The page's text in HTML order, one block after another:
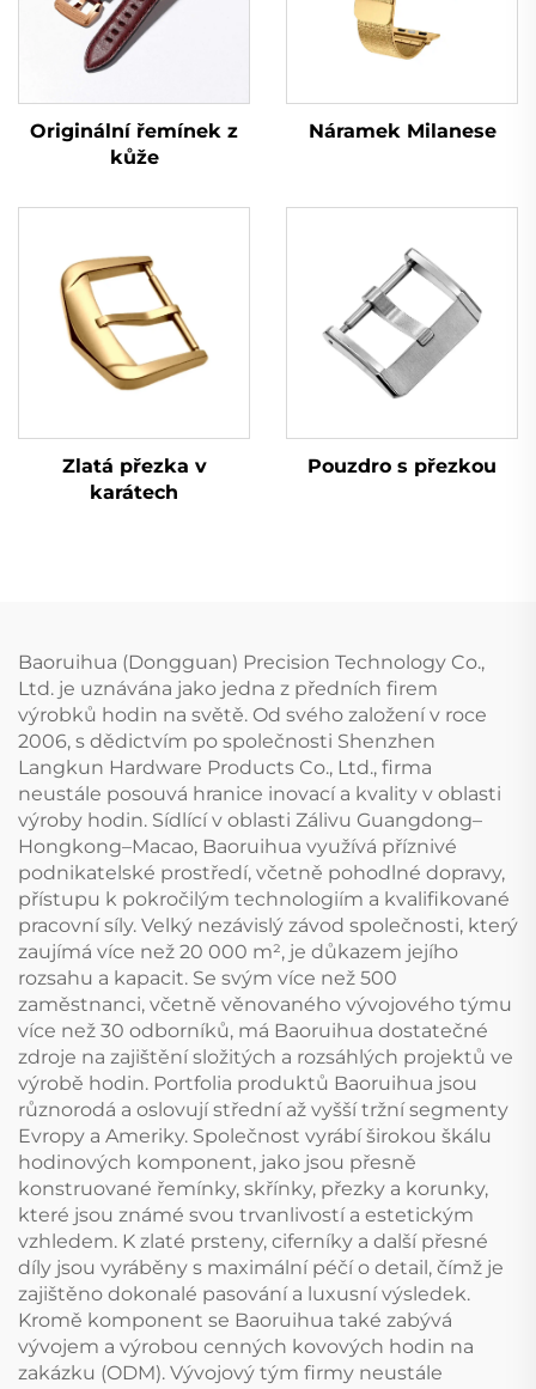
Originální řemínek z
kůže
Náramek Milanese
Zlatá přezka v
karátech
Pouzdro s přezkou
Baoruihua (Dongguan) Precision Technology Co.,
Ltd. je uznávána jako jedna z předních firem
výrobků hodin na světě. Od svého založení v roce
2006, s dědictvím po společnosti Shenzhen
Langkun Hardware Products Co., Ltd., firma
neustále posouvá hranice inovací a kvality v oblasti
výroby hodin. Sídlící v oblasti Zálivu Guangdong–
Hongkong–Macao, Baoruihua využívá příznivé
podnikatelské prostředí, včetně pohodlné dopravy,
přístupu k pokročilým technologiím a kvalifikované
pracovní síly. Velký nezávislý závod společnosti, který
zaujímá více než 20 000 m², je důkazem jejího
rozsahu a kapacit. Se svým více než 500
zaměstnanci, včetně věnovaného vývojového týmu
více než 30 odborníků, má Baoruihua dostatečné
zdroje na zajištění složitých a rozsáhlých projektů ve
výrobě hodin. Portfolia produktů Baoruihua jsou
různorodá a oslovují střední až vyšší tržní segmenty
Evropy a Ameriky. Společnost vyrábí širokou škálu
hodinových komponent, jako jsou přesně
konstruované řemínky, skřínky, přezky a korunky,
které jsou známé svou trvanlivostí a estetickým
vzhledem. K zlaté prsteny, ciferníky a další přesné
díly jsou vyráběny s maximální péčí o detail, čímž je
zajištěno dokonalé pasování a luxusní výsledek.
Kromě komponent se Baoruihua také zabývá
vývojem a výrobou cenných kovových hodin na
zakázku (ODM). Vývojový tým firmy neustále